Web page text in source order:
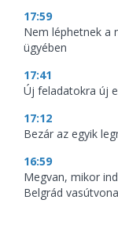
17:59
Nem léphetnek a
ügyében
17:41
Új feladatokra új
17:12
Bezár az egyik
16:59
Megvan, mikor
Belgrád